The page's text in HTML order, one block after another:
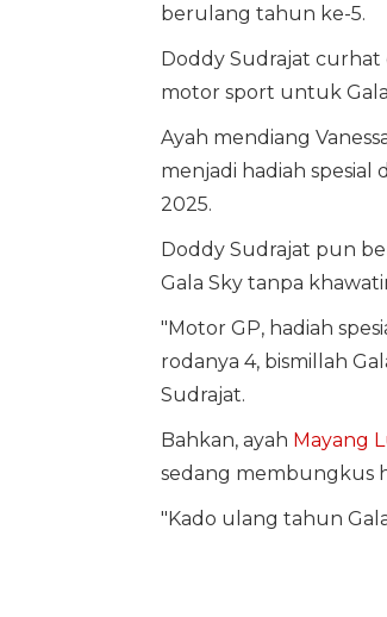
berulang tahun ke-5.
Doddy Sudrajat
motor sport untuk
Ayah mendiang
menjadi hadiah spesial
2025.
Doddy Sudrajat pun
Gala Sky tanpa
"Motor GP, hadiah
rodanya 4, bismillah
Sudrajat.
Bahkan, ayah Mayang
sedang membungkus
"Kado ulang tahun